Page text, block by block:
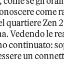
come
quartiere Zen
Vedendo le
continuato:
un